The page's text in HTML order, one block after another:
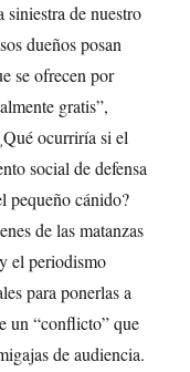
siniestra de nuestro
dueños posan
se ofrecen por
gratis”,
ocurriría si el
social de defensa
pequeño cánido?
de las matanzas
el periodismo
para ponerlas a
un “conflicto” que
de audiencia.